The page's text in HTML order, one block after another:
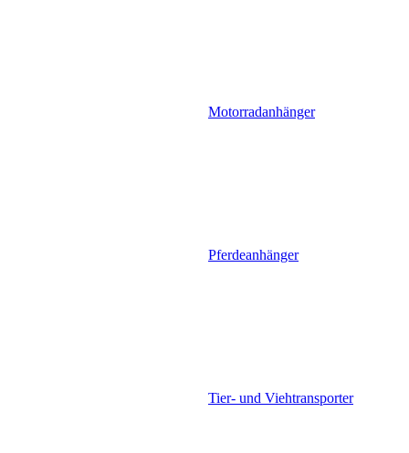
Motorradanhänger
Pferdeanhänger
Tier- und Viehtransporter